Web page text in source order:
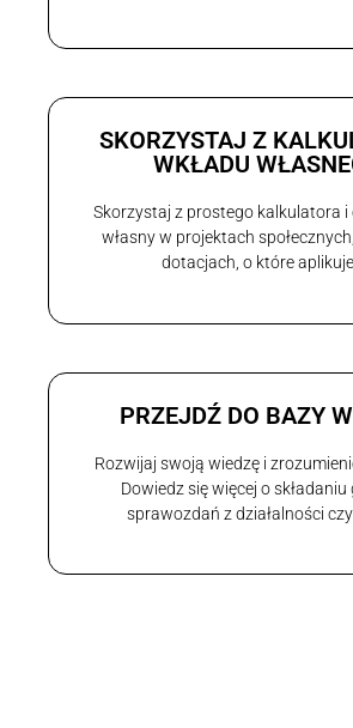
SKORZYSTAJ Z
WKŁADU
Skorzystaj z prostego kalkulatora i
własny w projektach
dotacjach, o które
PRZEJDŹ DO BAZY
Rozwijaj swoją wiedzę i
Dowiedz się więcej o składaniu
sprawozdań z działalności